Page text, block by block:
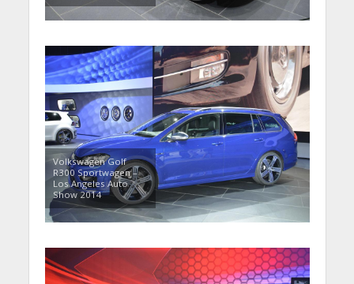
Volkswagen Golf
R300 Sportwagen –
Los Angeles Auto
Show 2014